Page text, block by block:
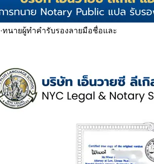
·ทนายผู้ทำคำรับรองลายมือชื่อและ